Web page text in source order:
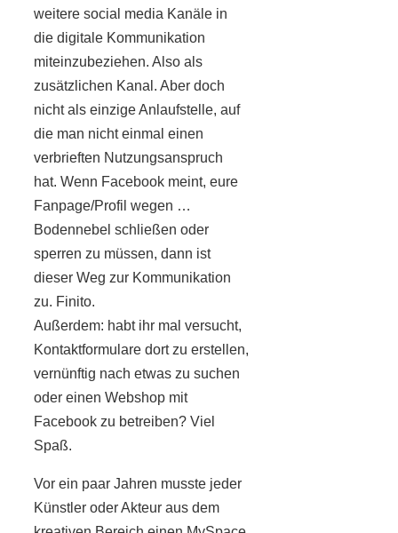
weitere social media Kanäle in
die digitale Kommunikation
miteinzubeziehen. Also als
zusätzlichen Kanal. Aber doch
nicht als einzige Anlaufstelle, auf
die man nicht einmal einen
verbrieften Nutzungsanspruch
hat. Wenn Facebook meint, eure
Fanpage/Profil wegen …
Bodennebel schließen oder
sperren zu müssen, dann ist
dieser Weg zur Kommunikation
zu. Finito.
Außerdem: habt ihr mal versucht,
Kontaktformulare dort zu erstellen,
vernünftig nach etwas zu suchen
oder einen Webshop mit
Facebook zu betreiben? Viel
Spaß.
Vor ein paar Jahren musste jeder
Künstler oder Akteur aus dem